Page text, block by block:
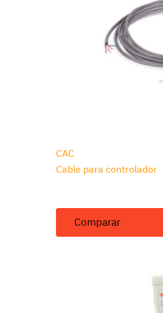
CAC
Cable para controlador
Comparar